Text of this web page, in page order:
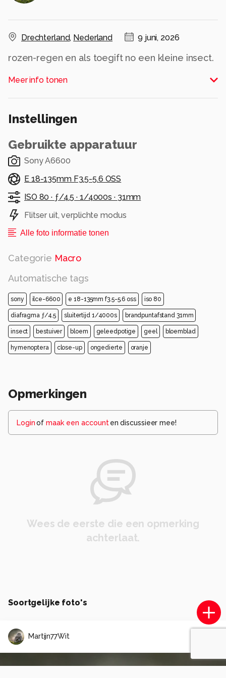
Drechterland, Nederland 9 juni, 2026
rozen-regen en als toegift no een kleine insect.
op 18-135 lens
de volle zon scheen op de rozen na de regen ,
Alle rechten voorbehouden
Meer info tonen
Instellingen
Gebruikte apparatuur
Sony A6600
E 18-135mm F3.5-5.6 OSS
ISO 80 · ƒ/4.5 · 1/4000s · 31mm
Flitser uit, verplichte modus
Alle foto informatie tonen
Categorie Macro
Automatische tags
sony ilce-6600 e 18-135mm f3.5-5.6 oss iso 80
diafragma ƒ/4.5 sluitertijd 1/4000s brandpuntafstand 31mm
insect bestuiver bloem geleedpotige geel bloemblad
hymenoptera close-up ongedierte oranje
Opmerkingen
Loginof maak een account en discussieer mee!
Wees de eerste die een opmerking
achterlaat.
Soortgelijke foto's
Martijn77Wit